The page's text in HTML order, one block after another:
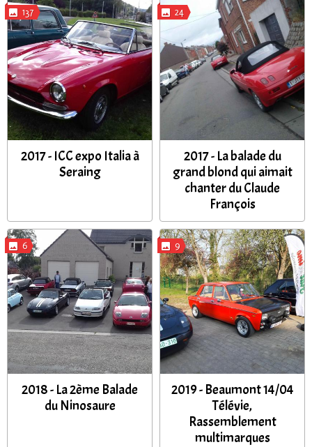
137
2017 - ICC expo Italia à
Seraing
24
2017 - La balade du
grand blond qui aimait
chanter du Claude
François
6
2018 - La 2ème Balade
du Ninosaure
9
2019 - Beaumont 14/04
Télévie,
Rassemblement
multimarques